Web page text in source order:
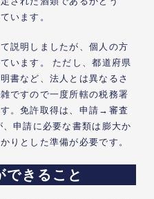
います。
説明しましたが、個人の方
います。 ただし、都道府県
書など、法人とは異なるさ
ですので一度所轄の税務署
。免許取得は、申請→審査
申請に必要な書類は膨大か
りとした準備が必要です。
できること